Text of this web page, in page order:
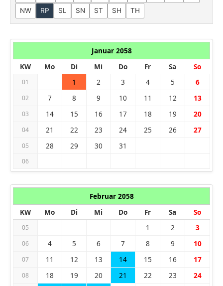
NW
RP SL SN ST SH TH
Januar 2058
KW
Mo Di Mi Do Fr Sa So
01 1 2 3 4 5 6
02 7 8 9 10 11 12 13
03 14 15 16 17 18 19 20
04 21 22 23 24 25 26 27
05 28 29 30 31
06
Februar 2058
KW
Mo Di Mi Do Fr Sa So
05 1 2 3
06 4 5 6 7 8 9 10
07 11 12 13 14 15 16 17
08 18 19 20 21 22 23 24